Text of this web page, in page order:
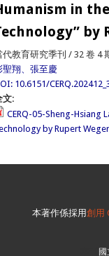
in
by
代教育研究季刊 / 32 卷 4
聖翔、張至慶
10.6151/
文:
CERQ-05-Sheng-Hsiang
by Rupert
本著作係採用創用